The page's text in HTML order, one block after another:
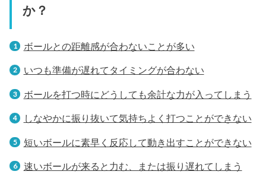
か？
ボールとの距離感が合わないことが多い
いつも準備が遅れてタイミングが合わない
ボールを打つ時にどうしても余計な力が入ってしまう
しなやかに振り抜いて気持ちよく打つことができない
短いボールに素早く反応して動き出すことができない
速いボールが来ると力む、または振り遅れてしまう